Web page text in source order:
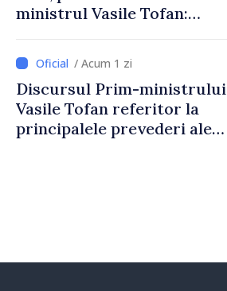
ministrul Vasile Tofan:
stimularea investițiilor și o
taxare mai echitabilă
/ Acum 1 zi
Discursul Prim-ministrului
Vasile Tofan referitor la
principalele prevederi ale